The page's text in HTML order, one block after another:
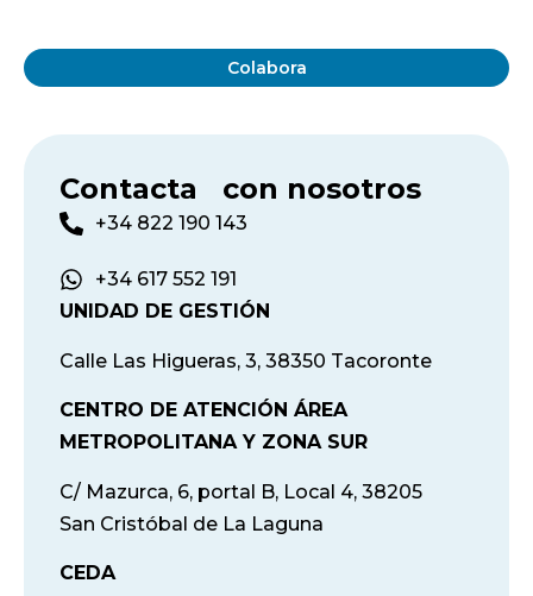
Colabora
Contacta con nosotros
+34 822 190 143
+34 617 552 191
UNIDAD DE GESTIÓN
Calle Las Higueras, 3, 38350 Tacoronte
CENTRO DE ATENCIÓN ÁREA
METROPOLITANA Y ZONA SUR
C/ Mazurca, 6, portal B, Local 4, 38205
San Cristóbal de La Laguna
CEDA